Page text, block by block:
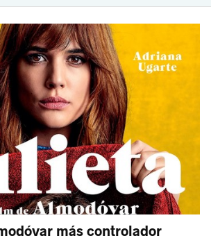
más controlador